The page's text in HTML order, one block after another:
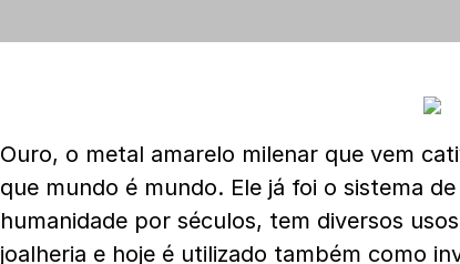
Ouro, o metal amarelo milenar que vem
que mundo é mundo. Ele já foi o sistema
humanidade por séculos, tem diversos
joalheria e hoje é utilizado também como